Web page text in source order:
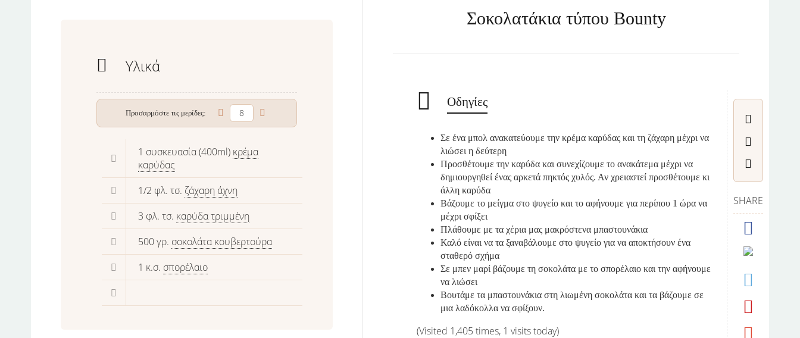
Υλικά
Προσαρμόστε τις μερίδες:
1 συσκευασία (400ml) κρέμα
καρύδας
1/2 φλ. τσ. ζάχαρη άχνη
3 φλ. τσ. καρύδα τριμμένη
500 γρ. σοκολάτα κουβερτούρα
1 κ.σ. σπορέλαιο
Σοκολατάκια τύπου Bounty
Οδηγίες
SHARE
Σε ένα μπολ ανακατεύουμε την κρέμα καρύδας και τη ζάχαρη μέχρι να
λιώσει η δεύτερη
Προσθέτουμε την καρύδα και συνεχίζουμε το ανακάτεμα μέχρι να
δημιουργηθεί ένας αρκετά πηκτός χυλός. Αν χρειαστεί προσθέτουμε κι
άλλη καρύδα
Βάζουμε το μείγμα στο ψυγείο και το αφήνουμε για περίπου 1 ώρα να
μέχρι σφίξει
Πλάθουμε με τα χέρια μας μακρόστενα μπαστουνάκια
Καλό είναι να τα ξαναβάλουμε στο ψυγείο για να αποκτήσουν ένα
σταθερό σχήμα
Σε μπεν μαρί βάζουμε τη σοκολάτα με το σπορέλαιο και την αφήνουμε
να λιώσει
Βουτάμε τα μπαστουνάκια στη λιωμένη σοκολάτα και τα βάζουμε σε
μια λαδόκολλα να σφίξουν.
(Visited 1,405 times, 1 visits today)